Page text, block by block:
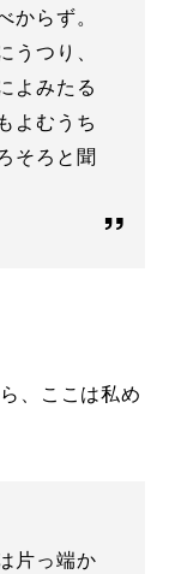
らず。
つり、
よみたる
よむうち
そろと聞
、ここは私め
片っ端か